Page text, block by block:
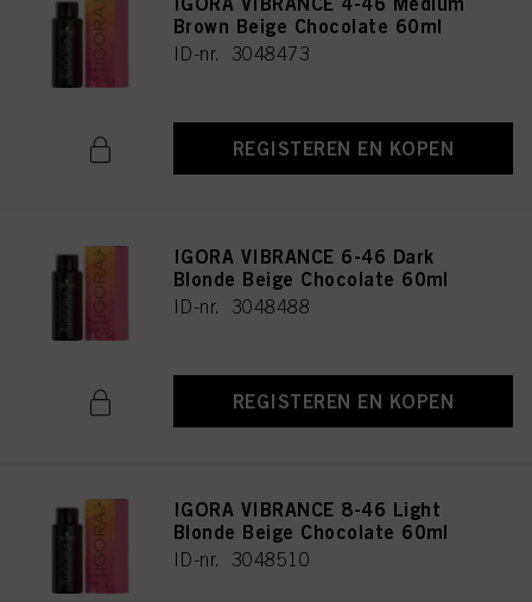
Brown Beige Chocolate 60ml
ID-nr. 3048473
REGISTEREN EN KOPEN
IGORA VIBRANCE 6-46 Dark
Blonde Beige Chocolate 60ml
ID-nr. 3048488
REGISTEREN EN KOPEN
IGORA VIBRANCE 8-46 Light
Blonde Beige Chocolate 60ml
ID-nr. 3048510